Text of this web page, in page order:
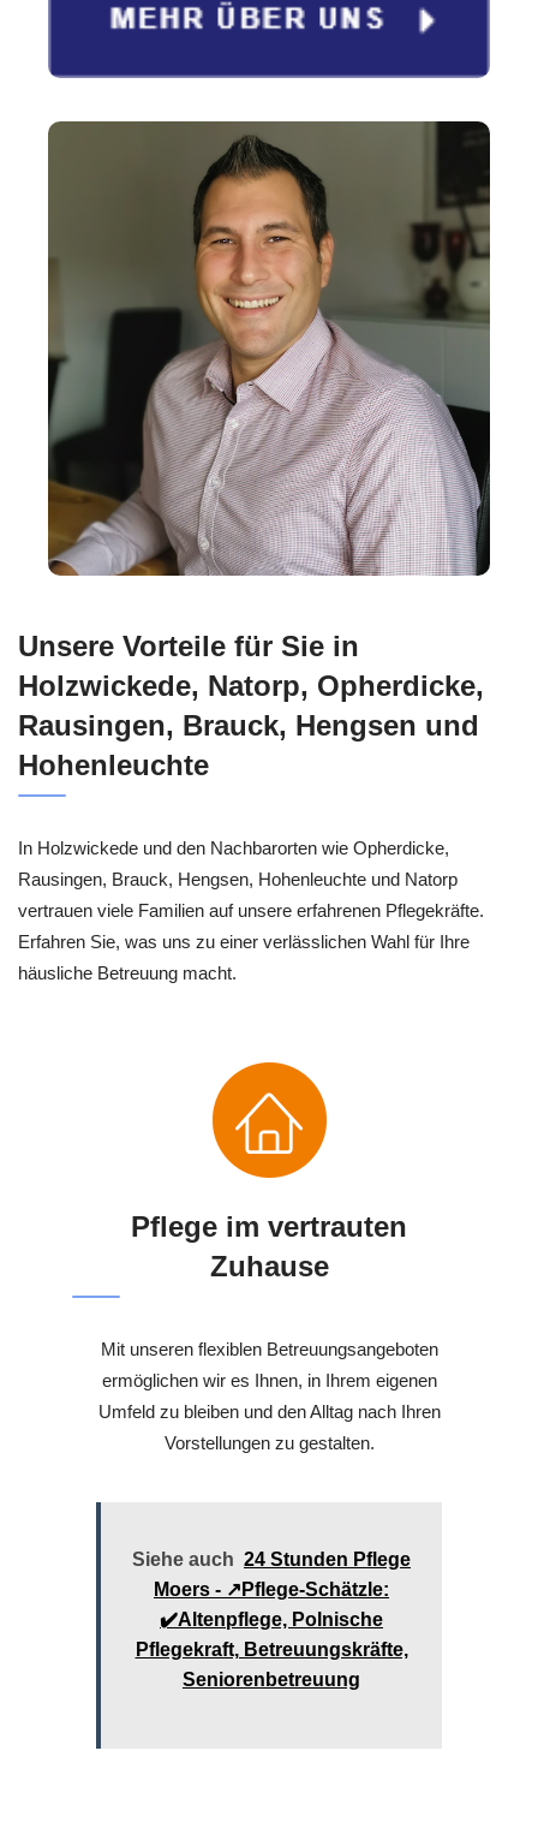
Unsere Vorteile für Sie in
Holzwickede, Natorp, Opherdicke,
Rausingen, Brauck, Hengsen und
Hohenleuchte
In Holzwickede und den Nachbarorten wie Opherdicke,
Rausingen, Brauck, Hengsen, Hohenleuchte und Natorp
vertrauen viele Familien auf unsere erfahrenen Pflegekräfte.
Erfahren Sie, was uns zu einer verlässlichen Wahl für Ihre
häusliche Betreuung macht.
Pflege im vertrauten
Zuhause
Mit unseren flexiblen Betreuungsangeboten
ermöglichen wir es Ihnen, in Ihrem eigenen
Umfeld zu bleiben und den Alltag nach Ihren
Vorstellungen zu gestalten.
Siehe auch 24 Stunden Pflege
Moers - ↗️Pflege-Schätzle:
✔️Altenpflege, Polnische
Pflegekraft, Betreuungskräfte,
Seniorenbetreuung